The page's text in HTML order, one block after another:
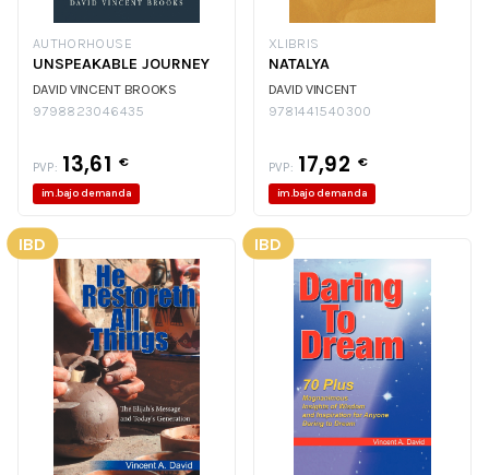
AUTHORHOUSE
UNSPEAKABLE JOURNEY
DAVID VINCENT BROOKS
9798823046435
PVP: 13,61 €
im.bajo demanda
XLIBRIS
NATALYA
DAVID VINCENT
9781441540300
PVP: 17,92 €
im.bajo demanda
IBD IBD